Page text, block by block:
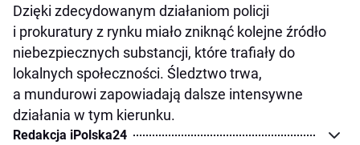
Dzięki zdecydowanym działaniom policji
i prokuratury z rynku miało zniknąć kolejne źródło
niebezpiecznych substancji, które trafiały do
lokalnych społeczności. Śledztwo trwa,
a mundurowi zapowiadają dalsze intensywne
działania w tym kierunku.
Redakcja iPolska24